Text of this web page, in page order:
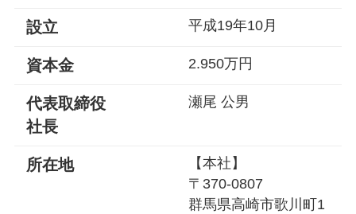
設立 平成19年10月
資本金 2.950万円
代表取締役
社長
瀬尾 公男
所在地
【本社】
〒370-0807
群馬県高崎市歌川町1